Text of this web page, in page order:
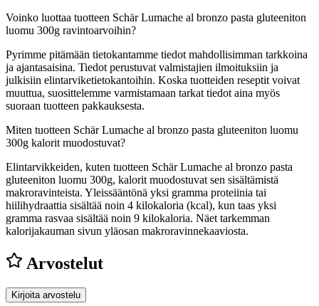
Voinko luottaa tuotteen Schär Lumache al bronzo pasta gluteeniton
luomu 300g ravintoarvoihin?
Pyrimme pitämään tietokantamme tiedot mahdollisimman tarkkoina
ja ajantasaisina. Tiedot perustuvat valmistajien ilmoituksiin ja
julkisiin elintarviketietokantoihin. Koska tuotteiden reseptit voivat
muuttua, suosittelemme varmistamaan tarkat tiedot aina myös
suoraan tuotteen pakkauksesta.
Miten tuotteen Schär Lumache al bronzo pasta gluteeniton luomu
300g kalorit muodostuvat?
Elintarvikkeiden, kuten tuotteen Schär Lumache al bronzo pasta
gluteeniton luomu 300g, kalorit muodostuvat sen sisältämistä
makroravinteista. Yleissääntönä yksi gramma proteiinia tai
hiilihydraattia sisältää noin 4 kilokaloria (kcal), kun taas yksi
gramma rasvaa sisältää noin 9 kilokaloria. Näet tarkemman
kalorijakauman sivun yläosan makroravinnekaaviosta.
Arvostelut
Kirjoita arvostelu